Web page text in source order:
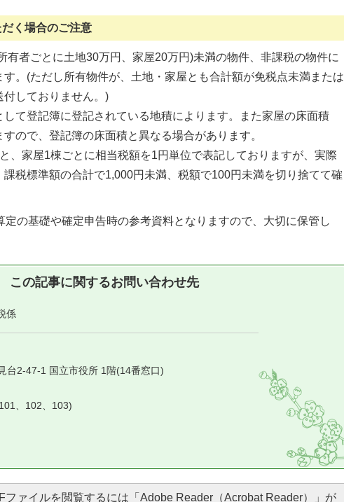
く場合のご注意
有者ごとに土地30万円、家屋20万円)未満の物件、非課税の物件に
。(ただし所有物件が、土地・家屋とも合計額が免税点未満または
しておりません。)
して登記簿に登記されている地積によります。また家屋の床面積
ので、登記簿の床面積と異なる場合があります。
、家屋1棟ごとに相当税額を1円単位で表記しておりますが、実際
課税標準額の合計で1,000円未満、税額で100円未満を切り捨てて確
定の基礎や確定申告時の参考資料となりますので、大切に保管し
この記事に関するお問い合わせ先
係
台2-47-1 国立市役所 1階(14番窓口)
、102、103)
ファイルを閲覧するには「Adobe Reader（Acrobat Reader）」が